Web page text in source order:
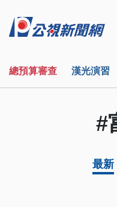
總預算審查 漢光演習
#
最新